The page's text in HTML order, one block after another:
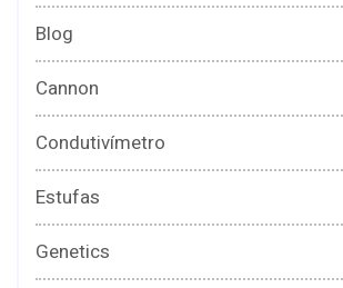
Blog
Cannon
Condutivímetro
Estufas
Genetics